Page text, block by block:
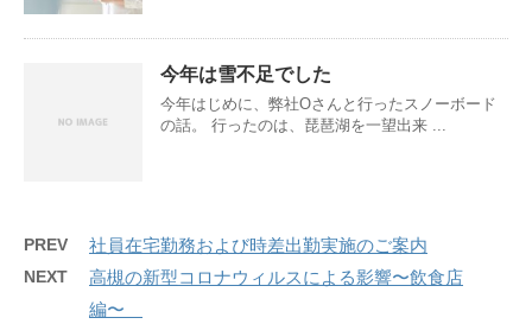
今年は雪不足でした
今年はじめに、弊社Oさんと行ったスノーボード
の話。 行ったのは、琵琶湖を一望出来 ...
PREV 社員在宅勤務および時差出勤実施のご案内
NEXT
高槻の新型コロナウィルスによる影響〜飲食店
編〜